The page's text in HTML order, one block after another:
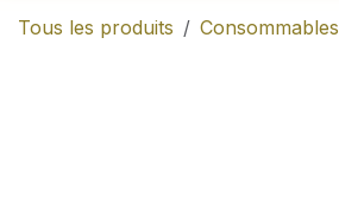
Tous les produits Consommables